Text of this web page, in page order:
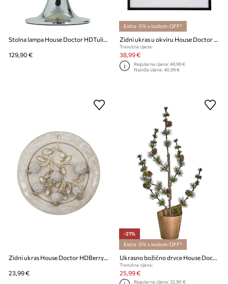
Stolna lampa House Doctor HDTulip 38 x 20 cm
129,90 €
Extra -5% s kodom: OFF*
Zidni ukras u okviru House Doctor HDFlow 30 x 40 cm
Trenutna cijena:
38,99 €
Regularna cijena:49,99 €
Najniža cijena:40,99 €
23,99 €
-21%
Extra -5% s kodom: OFF*
Trenutna cijena:
25,99 €
Regularna cijena:32,90 €